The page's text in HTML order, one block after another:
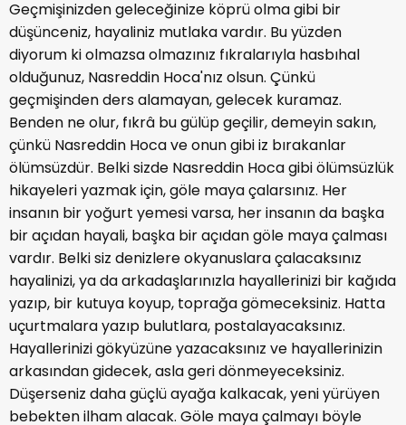
Geçmişinizden geleceğinize köprü olma gibi bir
düşünceniz, hayaliniz mutlaka vardır. Bu yüzden
diyorum ki olmazsa olmazınız fıkralarıyla hasbıhal
olduğunuz, Nasreddin Hoca'nız olsun. Çünkü
geçmişinden ders alamayan, gelecek kuramaz.
Benden ne olur, fıkrâ bu gülüp geçilir, demeyin sakın,
çünkü Nasreddin Hoca ve onun gibi iz bırakanlar
ölümsüzdür. Belki sizde Nasreddin Hoca gibi ölümsüzlük
hikayeleri yazmak için, göle maya çalarsınız. Her
insanın bir yoğurt yemesi varsa, her insanın da başka
bir açıdan hayali, başka bir açıdan göle maya çalması
vardır. Belki siz denizlere okyanuslara çalacaksınız
hayalinizi, ya da arkadaşlarınızla hayallerinizi bir kağıda
yazıp, bir kutuya koyup, toprağa gömeceksiniz. Hatta
uçurtmalara yazıp bulutlara, postalayacaksınız.
Hayallerinizi gökyüzüne yazacaksınız ve hayallerinizin
arkasından gidecek, asla geri dönmeyeceksiniz.
Düşerseniz daha güçlü ayağa kalkacak, yeni yürüyen
bebekten ilham alacak. Göle maya çalmayı böyle